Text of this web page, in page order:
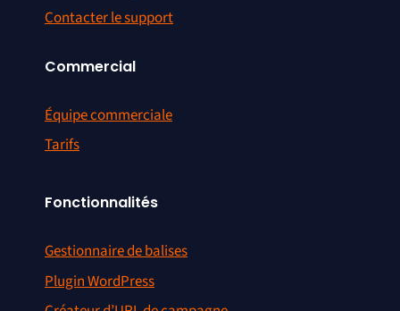
Contacter le support
Commercial
Équipe commerciale
Tarifs
Fonctionnalités
Gestionnaire de balises
Plugin WordPress